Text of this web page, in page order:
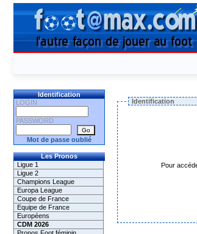
Identification
LOGIN
PASSWORD
Mot de passe oublié
Les Pronos
Ligue 1
Ligue 2
Champions League
Europa League
Coupe de France
Equipe de France
Européens
CDM 2026
Identification
Pour